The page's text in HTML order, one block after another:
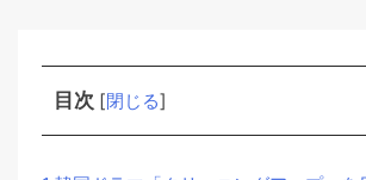
目次 [閉じる]